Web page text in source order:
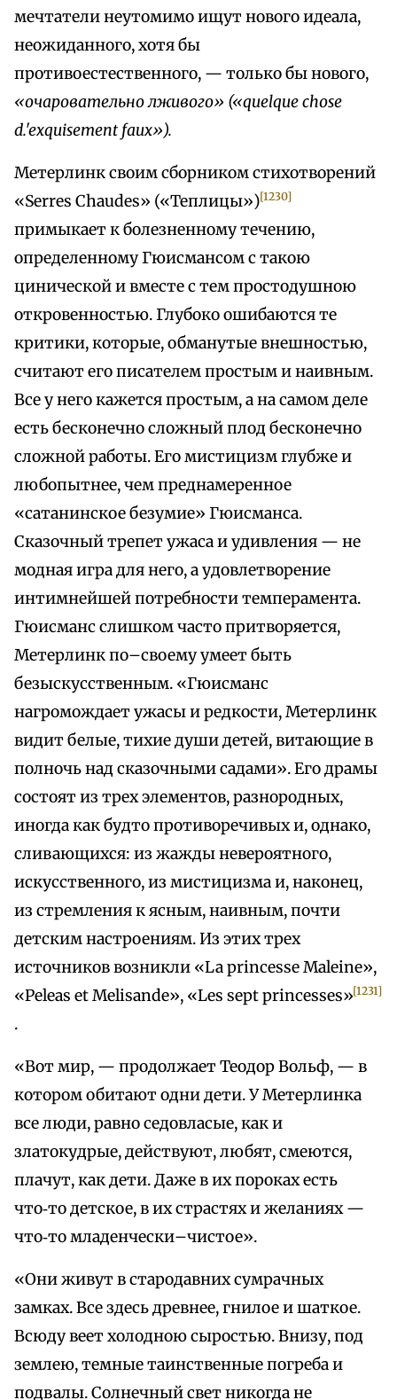
мечтатели неутомимо ищут нового идеала,
неожиданного, хотя бы
противоестественного, — только бы нового,
«очаровательно лживого» («quelque chose
d.'exquisement faux»).
Метерлинк своим сборником стихотворений
«Serres Chaudes» («Теплицы»)[1230]
примыкает к болезненному течению,
определенному Гюисмансом с такою
цинической и вместе с тем простодушною
откровенностью. Глубоко ошибаются те
критики, которые, обманутые внешностью,
считают его писателем простым и наивным.
Все у него кажется простым, а на самом деле
есть бесконечно сложный плод бесконечно
сложной работы. Его мистицизм глубже и
любопытнее, чем преднамеренное
«сатанинское безумие» Гюисманса.
Сказочный трепет ужаса и удивления — не
модная игра для него, а удовлетворение
интимнейшей потребности темперамента.
Гюисманс слишком часто притворяется,
Метерлинк по–своему умеет быть
безыскусственным. «Гюисманс
нагромождает ужасы и редкости, Метерлинк
видит белые, тихие души детей, витающие в
полночь над сказочными садами». Его драмы
состоят из трех элементов, разнородных,
иногда как будто противоречивых и, однако,
сливающихся: из жажды невероятного,
искусственного, из мистицизма и, наконец,
из стремления к ясным, наивным, почти
детским настроениям. Из этих трех
источников возникли «La princesse Maleine»,
«Peleas et Melisande», «Les sept princesses»[1231]
.
«Вот мир, — продолжает Теодор Вольф, — в
котором обитают одни дети. У Метерлинка
все люди, равно седовласые, как и
златокудрые, действуют, любят, смеются,
плачут, как дети. Даже в их пороках есть
что‑то детское, в их страстях и желаниях —
что‑то младенчески–чистое».
«Они живут в стародавних сумрачных
замках. Все здесь древнее, гнилое и шаткое.
Всюду веет холодною сыростью. Внизу, под
землею, темные таинственные погреба и
подвалы. Солнечный свет никогда не